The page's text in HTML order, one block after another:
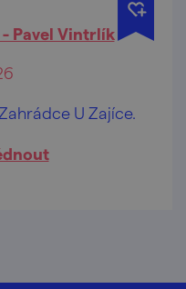
- Pavel Vintrlík
U Zajíce.